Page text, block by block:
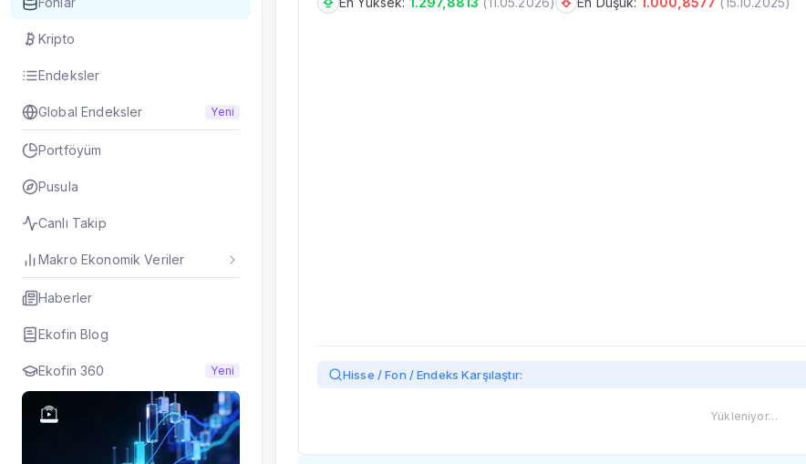
Kripto
Endeksler
Global Endeksler Yeni
Portföyüm
Pusula
Canlı Takip
Makro Ekonomik Veriler
Haberler
Ekofin Blog
Ekofin 360 Yeni Hisse / Fon / Endeks Karşılaştır:
Yükleniyor…